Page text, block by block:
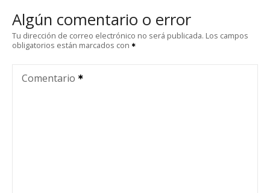
g
a
Algún comentario o error
Tu dirección de correo electrónico no será publicada. Los campos
obligatorios están marcados con
Comentario